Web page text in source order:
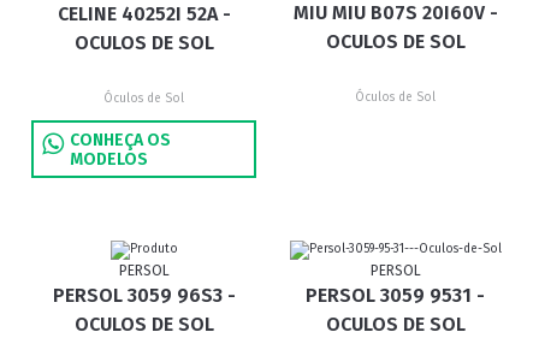
CELINE 40252I 52A -
OCULOS DE SOL
Óculos de Sol
CONHEÇA OS
MODELOS
MIU MIU B07S 20I60V -
OCULOS DE SOL
Óculos de Sol
PERSOL
PERSOL 3059 96S3 -
OCULOS DE SOL
PERSOL
PERSOL 3059 9531 -
OCULOS DE SOL